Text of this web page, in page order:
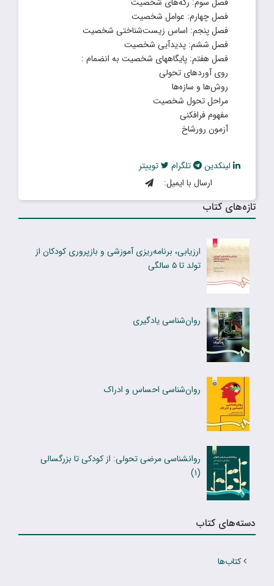
فصل چهارم: عوامل شخصیت
فصل پنجم: اساس زیست‌شناختی شخصیت
فصل ششم: پدیدآیی شخصیت
فصل هفتم: پایگاههای شخصیت به انضمام :
روی آوردهای تحولی
روش‌ها و سازه‌ها
مراحل تحول شخصیت
مفهوم فرافکنی
آزمون رورشاخ
لینکدین تلگرام
توییتر
ارسال با ایمیل:
تازه‌های کتاب
ارزیابی، برنامه‌ریزی آموزشی و بازپروری کودکان از
تولد تا ۵ سالگی
روان‌شناسی یادگیری
روان‌شناسى احساس و ادراک
روانشناسی مرضی تحولی: از کودکى تا بزرگسالى
(۱)
دسته‌های کتاب
کتاب‌ها